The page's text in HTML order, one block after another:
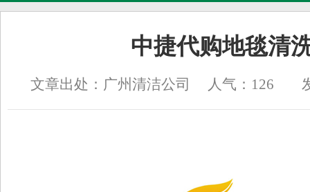
中捷代购地毯清
文章出处：广州清洁公司 人气： 126